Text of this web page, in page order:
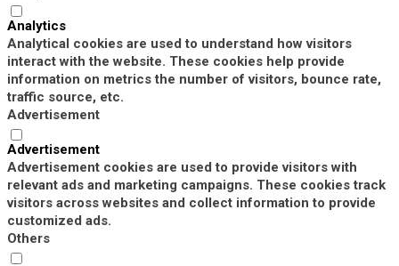
Analytics
Analytical cookies are used to understand how visitors
interact with the website. These cookies help provide
information on metrics the number of visitors, bounce rate,
traffic source, etc.
Advertisement
Advertisement
Advertisement cookies are used to provide visitors with
relevant ads and marketing campaigns. These cookies track
visitors across websites and collect information to provide
customized ads.
Others